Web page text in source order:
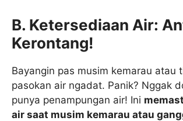
B. Ketersediaan Air:
Kerontang!
Bayangin pas musim kemarau atau
pasokan air ngadat. Panik? Nggak
punya penampungan air! Ini
air saat musim kemarau atau